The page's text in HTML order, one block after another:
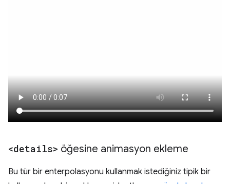
<details> öğesine animasyon ekleme
Bu tür bir enterpolasyonu kullanmak istediğiniz tipik bir